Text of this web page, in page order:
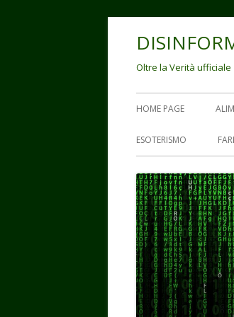
Oltre la Verità ufficiale
Menu
principale
HOME PAGE
ESOTERISMO